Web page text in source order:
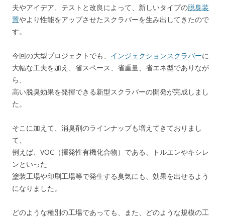
夫やアイデア、テストと改良によって、新しいタイプの脱臭装
置やより性能をアップさせたスクラバーを生み出してきたので
す。
今回の大型プロジェクトでも、 インジェクションスクラバーに
大幅な工夫を加え、省スペース、省重量、省エネ型でありなが
ら、
高い脱臭効果を発揮できる新型スクラバーの開発が完成しまし
た。
そこに加えて、消臭剤のラインナップも増えてきておりまし
て、
例えば、VOC（揮発性有機化合物）である、トルエンやキシレ
ンといった
塗装工場や印刷工場等で発生する臭気にも、効果を出せるよう
になりました。
どのような種別の工場であっても、また、どのような規模の工